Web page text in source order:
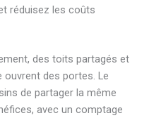
réduisez les coûts
des toits partagés et
des portes. Le
de partager la même
avec un comptage